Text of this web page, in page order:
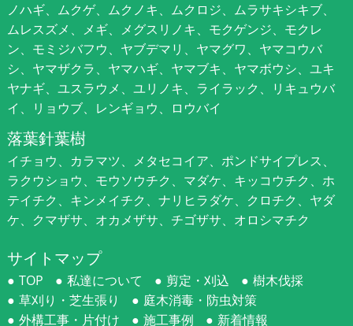
ノハギ、ムクゲ、ムクノキ、ムクロジ、ムラサキシキブ、
ムレスズメ、メギ、メグスリノキ、モクゲンジ、モクレ
ン、モミジバフウ、ヤブデマリ、ヤマグワ、ヤマコウバ
シ、ヤマザクラ、ヤマハギ、ヤマブキ、ヤマボウシ、ユキ
ヤナギ、ユスラウメ、ユリノキ、ライラック、リキュウバ
イ、リョウブ、レンギョウ、ロウバイ
落葉針葉樹
イチョウ、カラマツ、メタセコイア、ポンドサイプレス、
ラクウショウ、モウソウチク、マダケ、キッコウチク、ホ
テイチク、キンメイチク、ナリヒラダケ、クロチク、ヤダ
ケ、クマザサ、オカメザサ、チゴザサ、オロシマチク
サイトマップ
TOP 私達について 剪定・刈込
樹木伐採
草刈り・芝生張り
庭木消毒・防虫対策
外構工事・片付け
施工事例 新着情報